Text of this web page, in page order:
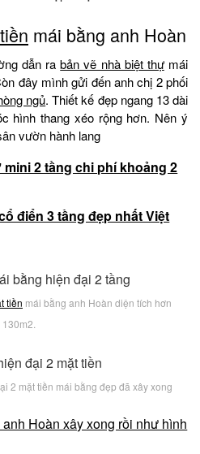
mái bằng anh Hoàn
dẫn rabản vẽ nhà biệt thựmái
đây mình gửi đến anh chị 2 phối
ngủ. Thiết kế đẹp ngang 13 dài
hình thang xéo rộng hơn. Nên ý
vườn hành lang
2 tầng chi phí khoảng 2
điển 3 tầng đẹp nhất Việt
tiền mái bằng anh Hoàn diện tích hơn
130m2.
2 mặt tiền mái bằng đẹp đã xây xong
Hoàn xây xong rồi như hình